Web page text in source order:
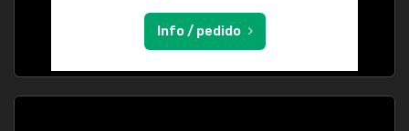
Info / pedido